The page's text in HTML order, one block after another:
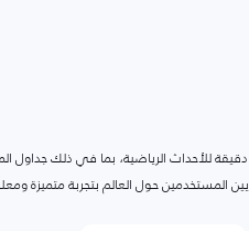
للأحداث الرياضية، بما في ذلك جداول
المستخدمين حول العالم بتجربة متميزة